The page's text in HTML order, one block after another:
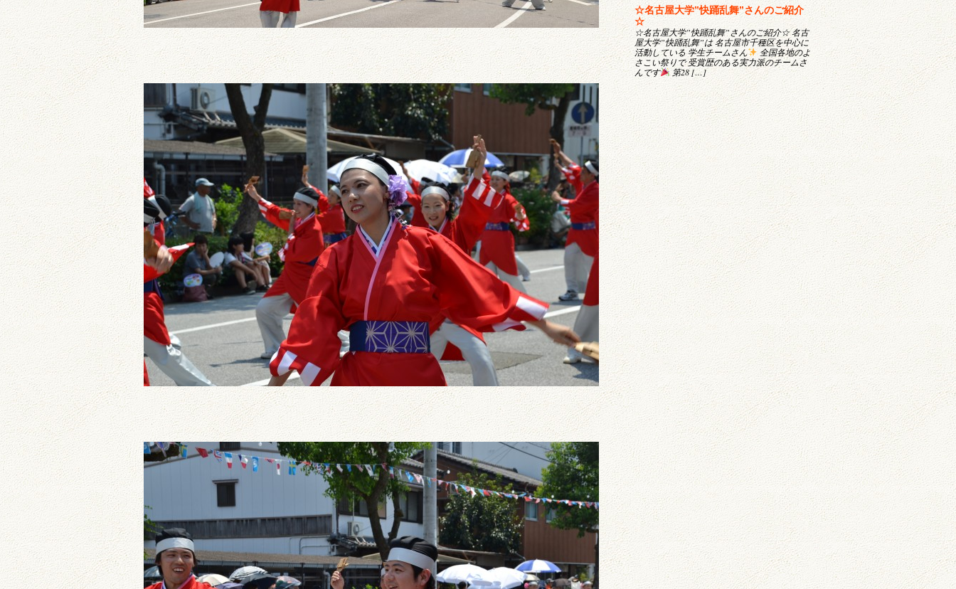
☆名古屋大学”快踊乱舞”さんのご紹介
☆
☆名古屋大学”快踊乱舞”さんのご紹介☆ 名古
屋大学”快踊乱舞”は 名古屋市千種区を中心に
活動している 学生チームさん
全国各地のよ
さこい祭りで 受賞歴のある実力派のチームさ
んです
第28 […]